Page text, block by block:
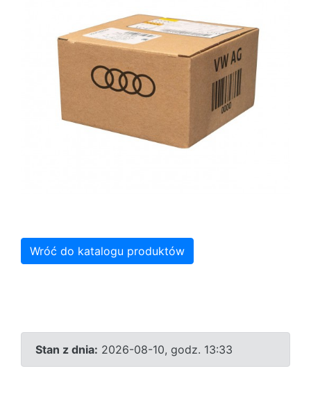
Wróć do katalogu produktów
Stan z dnia: 2026-08-10, godz. 13:33